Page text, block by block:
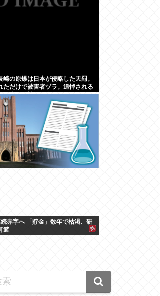
崎の原爆は日本が侵略した天罰。
ただけで被害者ヅラ。追悼される
た中国や韓国の人々だよ
続赤字へ 「貯金」数年で枯渇、研
避